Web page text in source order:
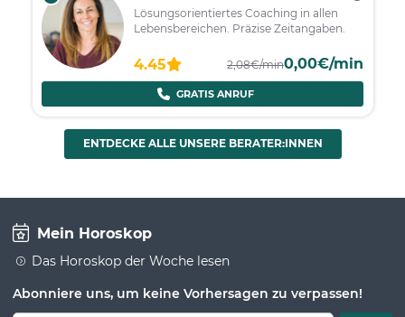
Lösungsorientiertes Coaching in allen
Lebensbereichen. Präzise Zeitangaben.
4.45 2,08€/min0,00€/min
GRATIS ANRUF
ENTDECKE ALLE UNSERE BERATER:INNEN
Mein Horoskop
Das Horoskop der Woche lesen
Abonniere uns, um keine Vorhersagen zu verpassen!